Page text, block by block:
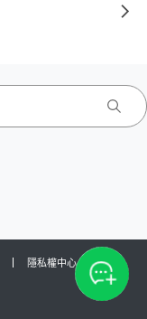
隱私權中心